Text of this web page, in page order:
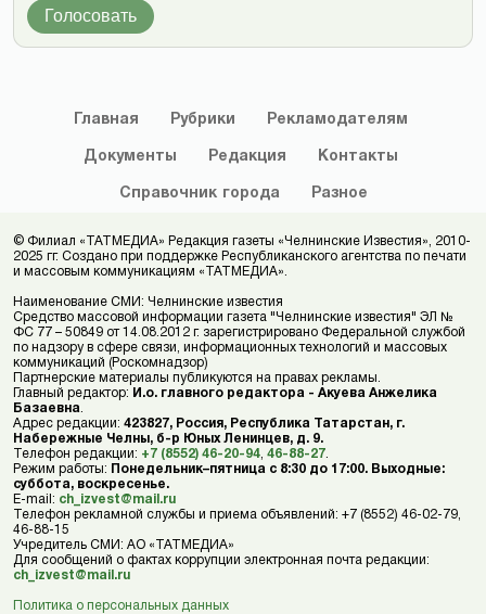
Голосовать
Главная Рубрики Рекламодателям
Документы Редакция Контакты
Справочник города Разное
© Филиал «ТАТМЕДИА» Редакция газеты «Челнинские Известия», 2010-
2025 гг. Создано при поддержке Республиканского агентства по печати
и массовым коммуникациям «ТАТМЕДИА».
Наименование СМИ: Челнинские известия
Средство массовой информации газета "Челнинские известия" ЭЛ №
ФС 77 – 50849 от 14.08.2012 г. зарегистрировано Федеральной службой
по надзору в сфере связи, информационных технологий и массовых
коммуникаций (Роскомнадзор)
Партнерские материалы публикуются на правах рекламы.
Главный редактор: И.о. главного редактора - Акуева Анжелика
Базаевна
Адрес редакции: 423827, Россия, Республика Татарстан, г.
Набережные Челны, б-р Юных Ленинцев, д. 9.
Телефон редакции: +7 (8552) 46-20-94 46-88-27
Режим работы: Понедельник–пятница с 8:30 до 17:00. Выходные:
суббота, воскресенье.
E-mail: ch_izvest@mail.ru
Телефон рекламной службы и приема объявлений: +7 (8552) 46-02-79,
46-88-15
Учредитель СМИ: АО «ТАТМЕДИА»
Для сообщений о фактах коррупции электронная почта редакции:
ch_izvest@mail.ru
Политика о персональных данных